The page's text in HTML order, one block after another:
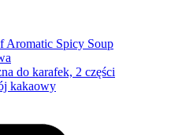
Aromatic Spicy Soup
do karafek, 2 części
kakaowy